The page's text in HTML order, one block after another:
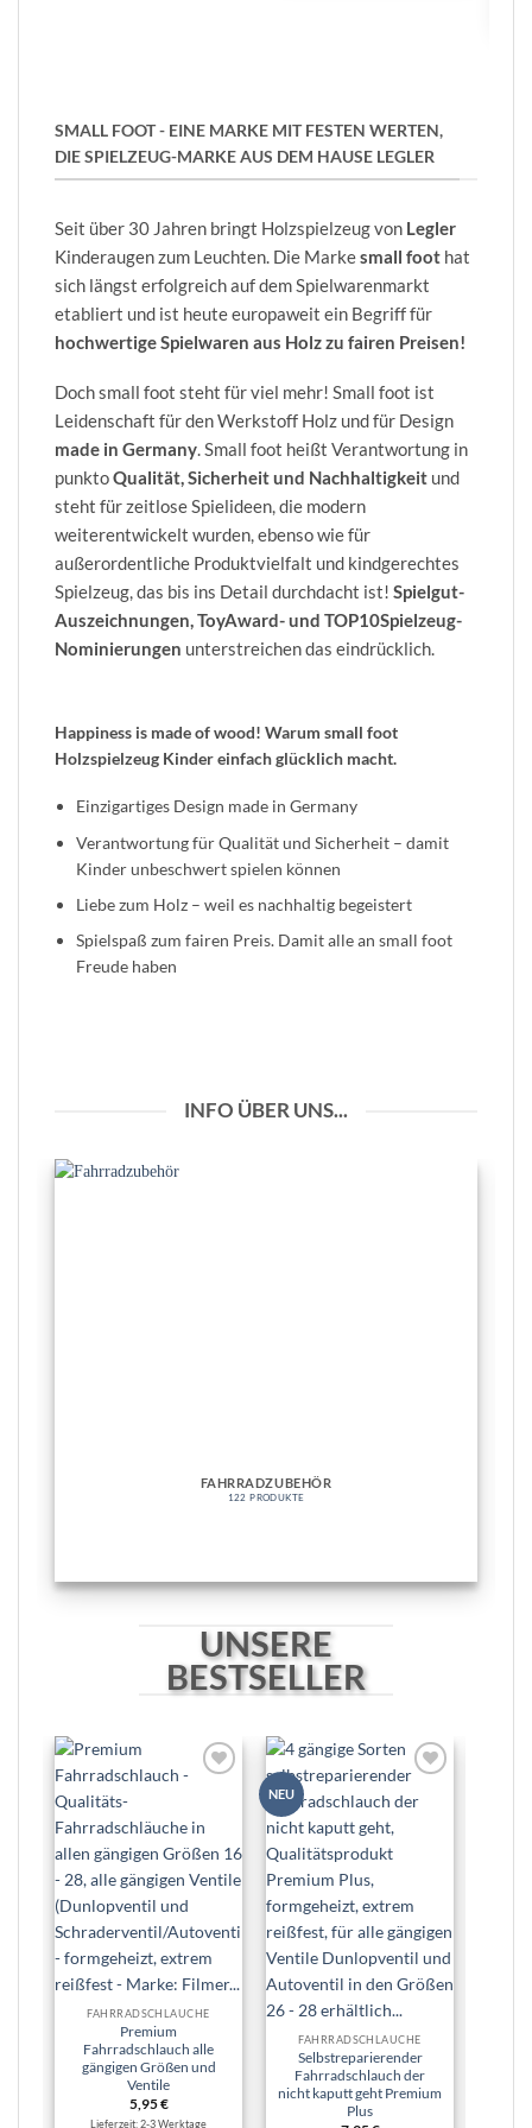
SMALL FOOT - EINE MARKE MIT FESTEN WERTEN,
DIE SPIELZEUG-MARKE AUS DEM HAUSE LEGLER
Seit über 30 Jahren bringt Holzspielzeug von Legler
Kinderaugen zum Leuchten. Die Markesmall foot hat
sich längst erfolgreich auf dem Spielwarenmarkt
etabliert und ist heute europaweit ein Begriff für
hochwertige Spielwaren aus Holz zu fairen Preisen!
Doch small foot steht für viel mehr! Small foot ist
Leidenschaft für den Werkstoff Holz und für Design
made in Germany. Small foot heißt Verantwortung in
punktoQualität, Sicherheit und Nachhaltigkeit und
steht für zeitlose Spielideen, die modern
weiterentwickelt wurden, ebenso wie für
außerordentliche Produktvielfalt und kindgerechtes
Spielzeug, das bis ins Detail durchdacht ist! Spielgut-
Auszeichnungen, ToyAward- und TOP10Spielzeug-
Nominierungen unterstreichen das eindrücklich.
Happiness is made of wood! Warum small foot
Holzspielzeug Kinder einfach glücklich macht.
Einzigartiges Design made in Germany
Verantwortung für Qualität und Sicherheit – damit
Kinder unbeschwert spielen können
Liebe zum Holz – weil es nachhaltig begeistert
Spielspaß zum fairen Preis. Damit alle an small foot
Freude haben
INFO ÜBER UNS...
FAHRRADZUBEHÖR
122 PRODUKTE
UNSERE
BESTSELLER
hinzufügen
FAHRRADSCHLÄUCHE
Premium
Fahrradschlauch alle
gängigen Größen und
Ventile
5,95€
Lieferzeit: 2-3 Werktage
NEU
Wunschliste
hinzufügen
FAHRRADSCHLÄUCHE
Selbstreparierender
Fahrradschlauch der
nicht kaputt geht Premium
Plus